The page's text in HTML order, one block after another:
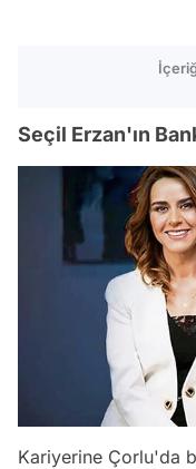
Seçil Erzan'ın
Kariyerine Çorlu'da